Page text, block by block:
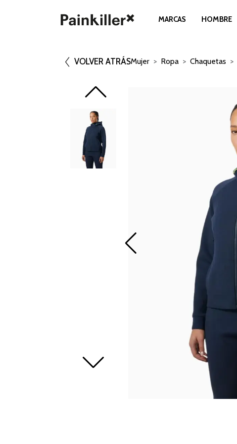
MARCAS HOMBRE
VOLVER ATRÁSMujer Ropa Chaquetas